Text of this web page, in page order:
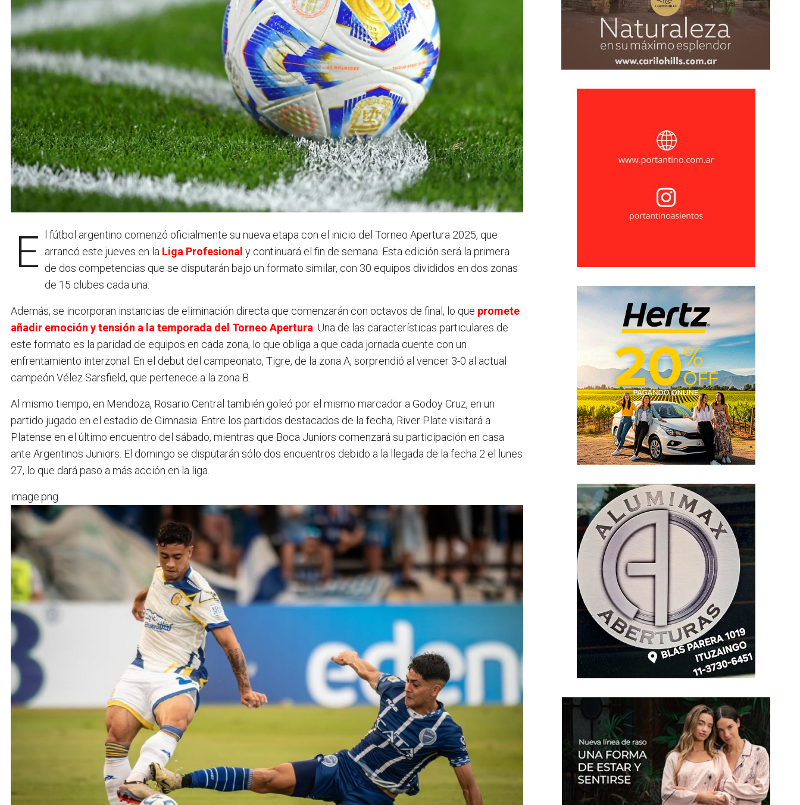
El fútbol argentino comenzó oficialmente su nueva etapa con el inicio del Torneo Apertura 2025, que arrancó este jueves en la Liga Profesional y continuará el fin de semana. Esta edición será la primera
de dos competencias que se disputarán bajo un formato similar, con 30 equipos divididos en dos zonas
de 15 clubes cada una.
Además, se incorporan instancias de eliminación directa que comenzarán con octavos de final, lo que promete
añadir emoción y tensión a la temporada del Torneo Apertura . Una de las características particulares de
este formato es la paridad de equipos en cada zona, lo que obliga a que cada jornada cuente con un
enfrentamiento interzonal. En el debut del campeonato, Tigre, de la zona A, sorprendió al vencer 3-0 al actual
campeón Vélez Sarsfield, que pertenece a la zona B.
Al mismo tiempo, en Mendoza, Rosario Central también goleó por el mismo marcador a Godoy Cruz, en un
partido jugado en el estadio de Gimnasia. Entre los partidos destacados de la fecha, River Plate visitará a
Platense en el último encuentro del sábado, mientras que Boca Juniors comenzará su participación en casa
ante Argentinos Juniors. El domingo se disputarán sólo dos encuentros debido a la llegada de la fecha 2 el lunes
27, lo que dará paso a más acción en la liga.
image.png